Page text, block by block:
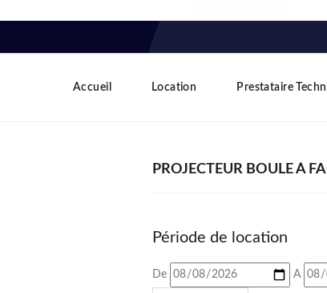
Accueil Location Prestataire
PROJECTEUR BOULE À
Période de location
De A